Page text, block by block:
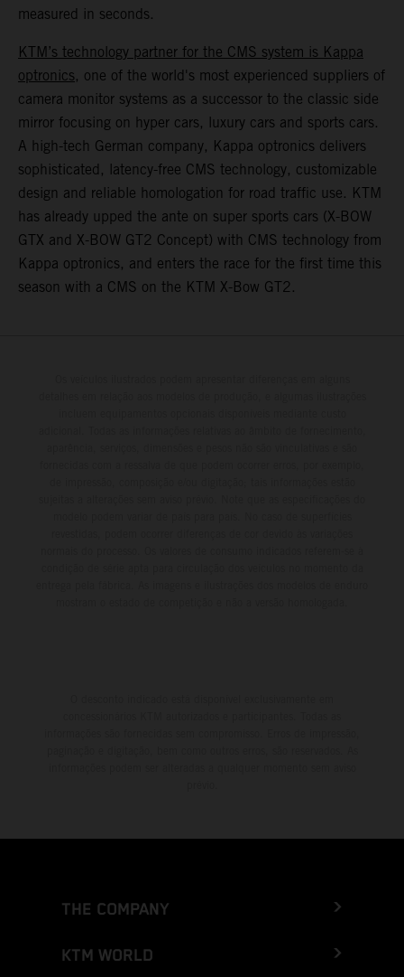
measured in seconds.
KTM’s technology partner for the CMS system is Kappa
optronics, one of the world's most experienced suppliers of
camera monitor systems as a successor to the classic side
mirror focusing on hyper cars, luxury cars and sports cars.
A high-tech German company, Kappa optronics delivers
sophisticated, latency-free CMS technology, customizable
design and reliable homologation for road traffic use. KTM
has already upped the ante on super sports cars (X-BOW
GTX and X-BOW GT2 Concept) with CMS technology from
Kappa optronics, and enters the race for the first time this
season with a CMS on the KTM X-Bow GT2.
THE COMPANY
KTM WORLD